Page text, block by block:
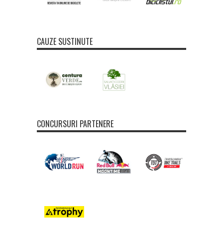
CAUZE SUSTINUTE
CONCURSURI PARTENERE